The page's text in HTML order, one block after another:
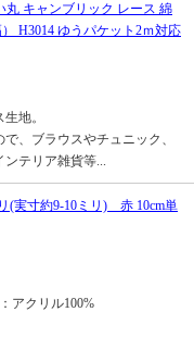
丸 キャンブリック レース 綿
H3014 ゆうパケット2ｍ対応
地。
、ブラウスやチュニック、
テリア雑貨等...
(実寸約9-10ミリ) 赤 10cm単
アクリル100%